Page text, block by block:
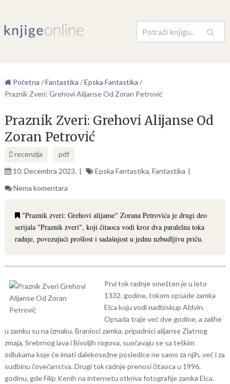
Pretraga
Početna /Fantastika /Epska Fantastika /
Praznik Zveri: Grehovi Alijanse Od Zoran Petrović
Praznik Zveri: Grehovi Alijanse Od
Zoran Petrović
recenzija
pdf
10. Decembra 2023.
Epska Fantastika, Fantastika
Nema komentara
"Praznik zveri: Grehovi alijanse" Zorana Petrovića je drugi deo
serijala "Praznik zveri", koji čitaoca vodi kroz dva paralelna toka
radnje, povezujući prošlost i sadašnjost u jednu uzbudljivu priču.
Prvi tok radnje smešten je u leto
1332. godine, tokom opsade zamka
Elca koju vodi nadbiskup Aldvin.
Opsada traje već dve godine, a zalihe
u zamku su na izmaku. Branioci zamka, pripadnici alijanse Zlatnog
zmaja, Srebrnog lava i Bivoljih rogova, suočavaju se sa teškim
odlukama koje će imati dalekosežne posledice ne samo za njih, već i za
sudbinu čovečanstva. Drugi tok radnje prenosi čitaoca u 1996.
godinu, gde Filip Kenih na internetu otkriva fotografije zamka Elca.